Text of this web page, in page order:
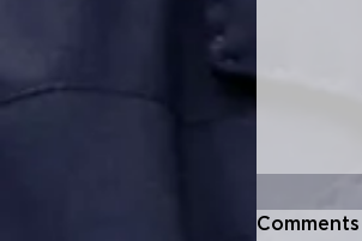
Comments